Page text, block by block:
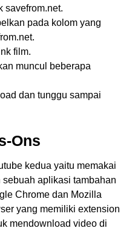
savefrom.net.
pada kolom yang
film.
muncul beberapa
dan tunggu sampai
Ons
kedua yaitu memakai
aplikasi tambahan
Chrome dan Mozilla
yang memiliki extension
mendownload video di